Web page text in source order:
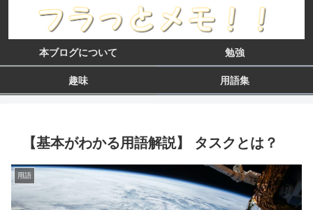
本ブログについて 勉強
趣味 用語集
【基本がわかる用語解説】 タスクとは？
用語